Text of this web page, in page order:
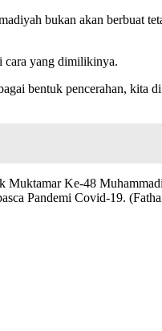
bukan akan berbuat
cara yang dimilikinya.
bentuk pencerahan, kita
Muktamar Ke-48
Pandemi Covid-19.